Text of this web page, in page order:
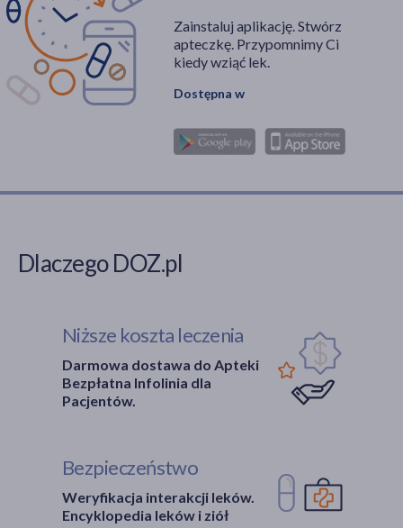
Zainstaluj aplikację. Stwórz
apteczkę. Przypomnimy Ci
kiedy wziąć lek.
Dostępna w
Dlaczego DOZ.pl
Niższe koszta leczenia
Darmowa dostawa do Apteki
Bezpłatna Infolinia dla
Pacjentów.
Bezpieczeństwo
Weryfikacja interakcji leków.
Encyklopedia leków i ziół